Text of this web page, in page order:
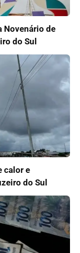
Novenário de
do Sul
calor e
do Sul